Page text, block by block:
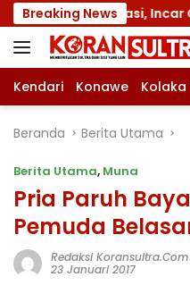
Langsung
ke
konten
Breaking News
Motivasi, Incar Gelar
Kendari Konawe Kolaka
Beranda Berita Utama
Berita Utama, Muna
Pria Paruh
Pemuda
Redaksi Koransultra.com
23 Januari 2017